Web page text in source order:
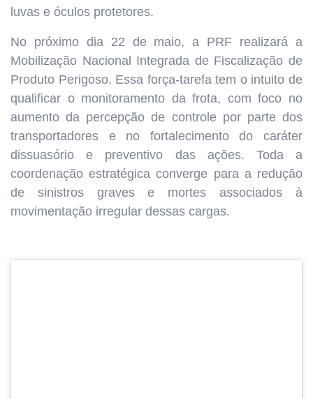
luvas e óculos protetores.
No próximo dia 22 de maio, a PRF realizará a
Mobilização Nacional Integrada de Fiscalização de
Produto Perigoso. Essa força-tarefa tem o intuito de
qualificar o monitoramento da frota, com foco no
aumento da percepção de controle por parte dos
transportadores e no fortalecimento do caráter
dissuasório e preventivo das ações. Toda a
coordenação estratégica converge para a redução
de sinistros graves e mortes associados à
movimentação irregular dessas cargas.